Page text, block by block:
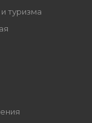
туризма